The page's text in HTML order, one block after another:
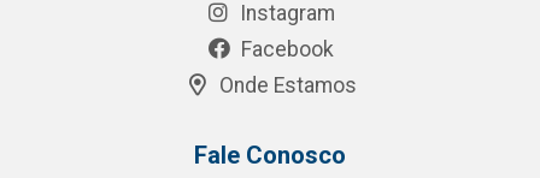
Instagram
Facebook
Onde Estamos
Fale Conosco